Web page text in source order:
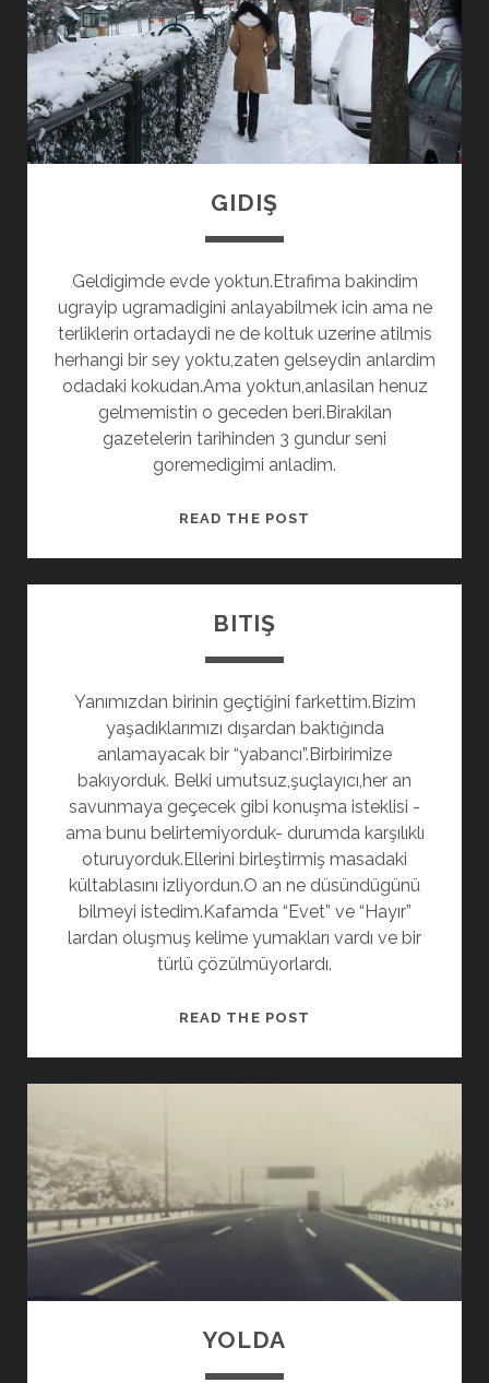
GIDIŞ
Geldigimde evde yoktun.Etrafima bakindim
ugrayip ugramadigini anlayabilmek icin ama ne
terliklerin ortadaydi ne de koltuk uzerine atilmis
herhangi bir sey yoktu,zaten gelseydin anlardim
odadaki kokudan.Ama yoktun,anlasilan henuz
gelmemistin o geceden beri.Birakilan
gazetelerin tarihinden 3 gundur seni
goremedigimi anladim.
READ THE POST
BITIŞ
Yanımızdan birinin geçtiğini farkettim.Bizim
yaşadıklarımızı dışardan baktığında
anlamayacak bir “yabancı”.Birbirimize
bakıyorduk. Belki umutsuz,şuçlayıcı,her an
savunmaya geçecek gibi konuşma isteklisi -
ama bunu belirtemiyorduk- durumda karşılıklı
oturuyorduk.Ellerini birleştirmiş masadaki
kültablasını izliyordun.O an ne düsündügünü
bilmeyi istedim.Kafamda “Evet” ve “Hayır”
lardan oluşmuş kelime yumakları vardı ve bir
türlü çözülmüyorlardı.
READ THE POST
YOLDA